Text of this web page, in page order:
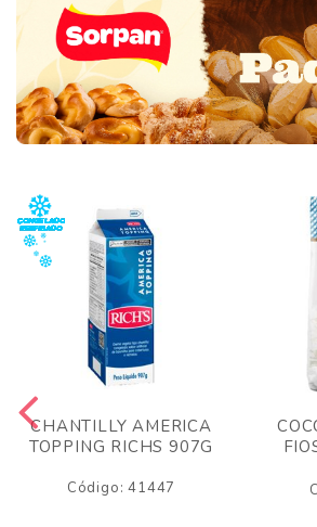
CHANTILLY AMERICA
TOPPING RICHS 907G
Código: 41447